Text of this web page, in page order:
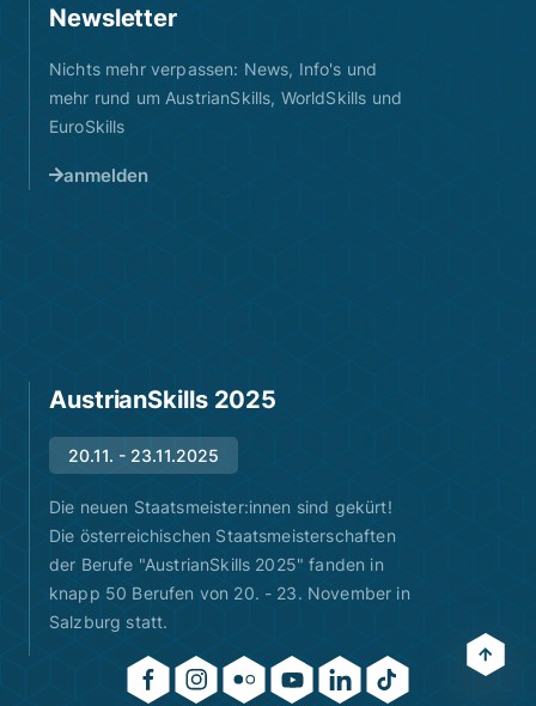
Newsletter
Nichts mehr verpassen: News, Info's und
mehr rund um AustrianSkills, WorldSkills und
EuroSkills
anmelden
AustrianSkills 2025
20.11. - 23.11.2025
Die neuen Staatsmeister:innen sind gekürt!
Die österreichischen Staatsmeisterschaften
der Berufe "AustrianSkills 2025" fanden in
knapp 50 Berufen von 20. - 23. November in
Salzburg statt.